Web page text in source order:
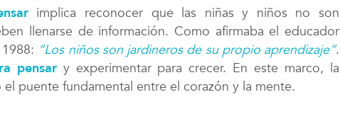
implica reconocer que las niñas y niños no son
llenarse de información. Como afirmaba el educador
“Los niños son jardineros de su propio aprendizaje”.
pensary experimentar para crecer. En este marco, la
puente fundamental entre el corazón y la mente.